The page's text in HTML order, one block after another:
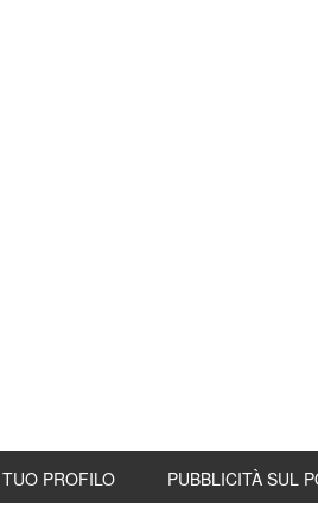
PROFILO PUBBLICITÀ SUL